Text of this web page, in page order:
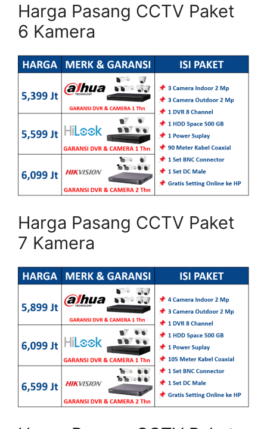
Harga Pasang CCTV Paket
6 Kamera
Harga Pasang CCTV Paket
7 Kamera